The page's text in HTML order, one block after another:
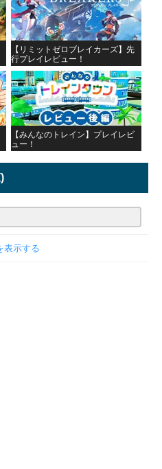
【リミットゼロブレイカーズ】先
行プレイレビュー！
【みんなのトレイン】プレイレビ
ュー！
表示する